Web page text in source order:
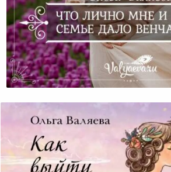
Что Лично Мне И Моей Семье